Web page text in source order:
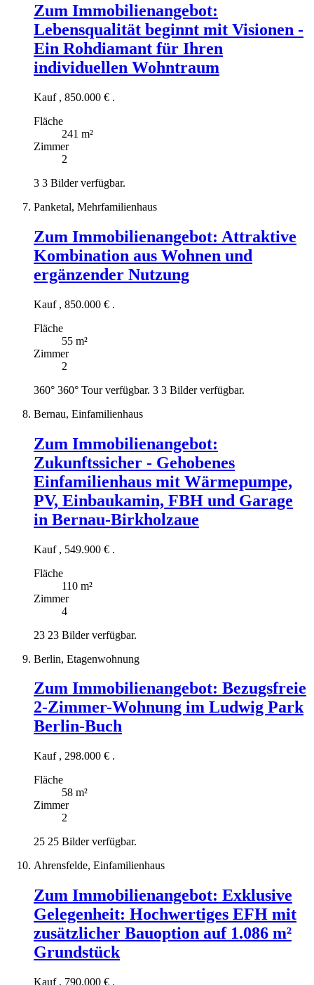
Zum Immobilienangebot:
Lebensqualität beginnt mit Visionen -
Ein Rohdiamant für Ihren
individuellen Wohntraum
Kauf , 850.000 € .
Fläche
241 m²
Zimmer
2
3 3 Bilder verfügbar.
Panketal, Mehrfamilienhaus
Zum Immobilienangebot: Attraktive
Kombination aus Wohnen und
ergänzender Nutzung
Kauf , 850.000 € .
Fläche
55 m²
Zimmer
2
360° 360° Tour verfügbar. 3 3 Bilder verfügbar.
Bernau, Einfamilienhaus
Zum Immobilienangebot:
Zukunftssicher - Gehobenes
Einfamilienhaus mit Wärmepumpe,
PV, Einbaukamin, FBH und Garage
in Bernau-Birkholzaue
Kauf , 549.900 € .
Fläche
110 m²
Zimmer
4
23 23 Bilder verfügbar.
Berlin, Etagenwohnung
Zum Immobilienangebot: Bezugsfreie
2-Zimmer-Wohnung im Ludwig Park
Berlin-Buch
Kauf , 298.000 € .
Fläche
58 m²
Zimmer
2
25 25 Bilder verfügbar.
Ahrensfelde, Einfamilienhaus
Zum Immobilienangebot: Exklusive
Gelegenheit: Hochwertiges EFH mit
zusätzlicher Bauoption auf 1.086 m²
Grundstück
Kauf , 790.000 € .